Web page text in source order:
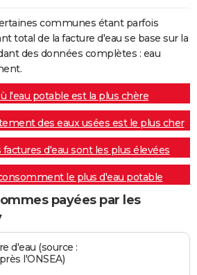
communes étant parfois
total de la facture d'eau se base sur la
des données complètes : eau
l'eau potable est la plus chère
des eaux usées est le plus cher
factures d'eau sont les plus élevées
le plus d'eau potable
payées par les
d'eau (source :
l'ONSEA)